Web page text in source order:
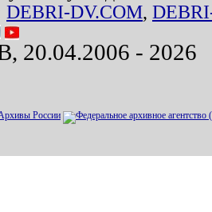
DEBRI-DV.COM,
20.04.2006 - 2026